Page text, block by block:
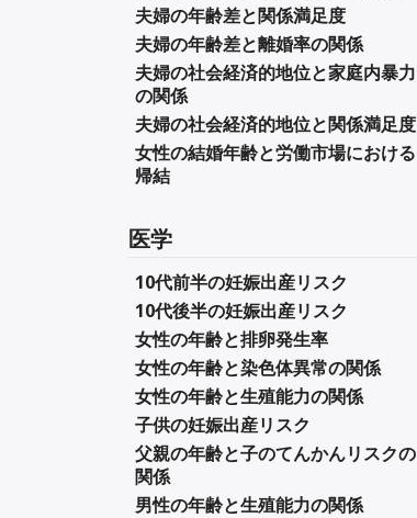
夫婦の年齢差と関係満足度
夫婦の年齢差と離婚率の関係
夫婦の社会経済的地位と家庭内暴力
の関係
夫婦の社会経済的地位と関係満足度
女性の結婚年齢と労働市場における
帰結
医学
10代前半の妊娠出産リスク
10代後半の妊娠出産リスク
女性の年齢と排卵発生率
女性の年齢と染色体異常の関係
女性の年齢と生殖能力の関係
子供の妊娠出産リスク
父親の年齢と子のてんかんリスクの
関係
男性の年齢と生殖能力の関係